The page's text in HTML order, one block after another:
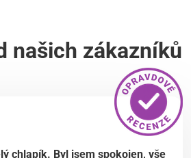
našich zákazníků
chlapík. Byl jsem spokojen, vše